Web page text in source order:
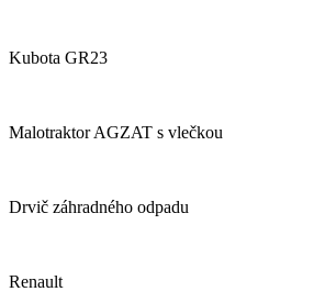
Kubota GR23
Malotraktor AGZAT s vlečkou
Drvič záhradného odpadu
Renault